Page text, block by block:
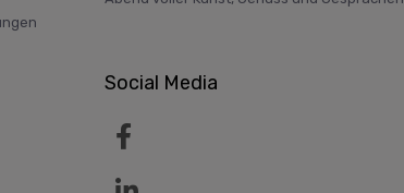
Social Media